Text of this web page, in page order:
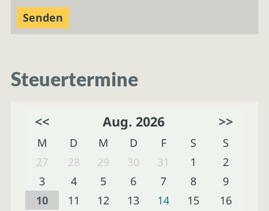
Steuertermine
<< Aug. 2026 >>
M D M D F S
S
27
28 29 30 31 1
2
3
4 5 6 7 8
9
10
11 12 13 14 15
16